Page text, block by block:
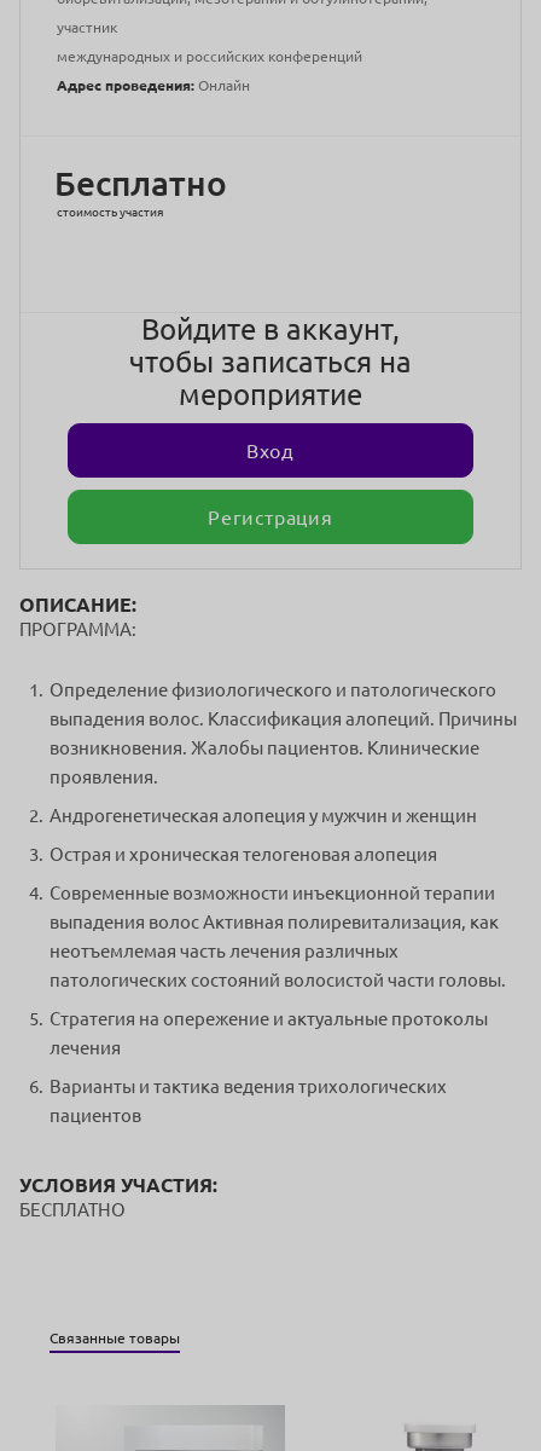
участник
международных и российских конференций
Адрес проведения: Онлайн
Бесплатно
стоимость участия
Войдите в аккаунт,
чтобы записаться на
мероприятие
Вход
Регистрация
ОПИСАНИЕ:
ПРОГРАММА:
Определение физиологического и патологического
выпадения волос. Классификация алопеций. Причины
возникновения. Жалобы пациентов. Клинические
проявления.
Андрогенетическая алопеция у мужчин и женщин
Острая и хроническая телогеновая алопеция
Современные возможности инъекционной терапии
выпадения волос Активная полиревитализация, как
неотъемлемая часть лечения различных
патологических состояний волосистой части головы.
Стратегия на опережение и актуальные протоколы
лечения
Варианты и тактика ведения трихологических
пациентов
УСЛОВИЯ УЧАСТИЯ:
БЕСПЛАТНО
Связанные товары